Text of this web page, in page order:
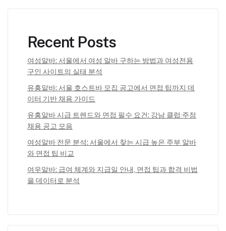
Recent Posts
여성알바: 서울에서 여성 알바 구하는 방법과 여성전용
구인 사이트의 실태 분석
유흥알바: 서울 호스트바 모집 공고에서 면접 팁까지 데
이터 기반 채용 가이드
유흥알바 시급 트렌드와 면접 필수 요건: 강남 클럽·주점
채용 공고 모음
여성알바 전문 분석: 서울에서 찾는 시급 높은 주부 알바
와 면접 팁 비교
여우알바: 급여 체계와 지급일 안내, 면접 팁과 합격 비법
을 데이터로 분석